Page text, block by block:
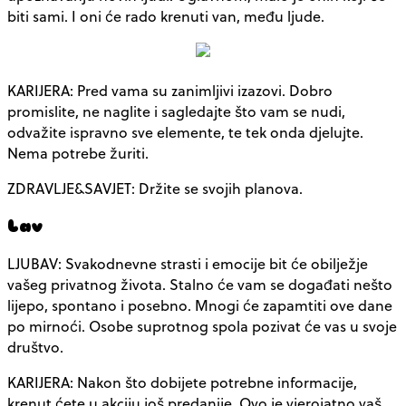
biti sami. I oni će rado krenuti van, među ljude.
KARIJERA: Pred vama su zanimljivi izazovi. Dobro
promislite, ne naglite i sagledajte što vam se nudi,
odvažite ispravno sve elemente, te tek onda djelujte.
Nema potrebe žuriti.
ZDRAVLJE&SAVJET: Držite se svojih planova.
Lav
LJUBAV: Svakodnevne strasti i emocije bit će obilježje
vašeg privatnog života. Stalno će vam se događati nešto
lijepo, spontano i posebno. Mnogi će zapamtiti ove dane
po mirnoći. Osobe suprotnog spola pozivat će vas u svoje
društvo.
KARIJERA: Nakon što dobijete potrebne informacije,